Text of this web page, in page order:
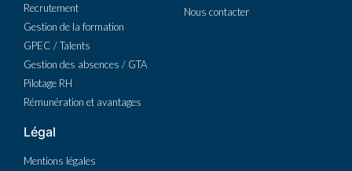
Recrutement
Gestion de la formation
GPEC / Talents
Gestion des absences / GTA
Pilotage RH
Rémunération et avantages
Nous contacter
Légal
Mentions légales